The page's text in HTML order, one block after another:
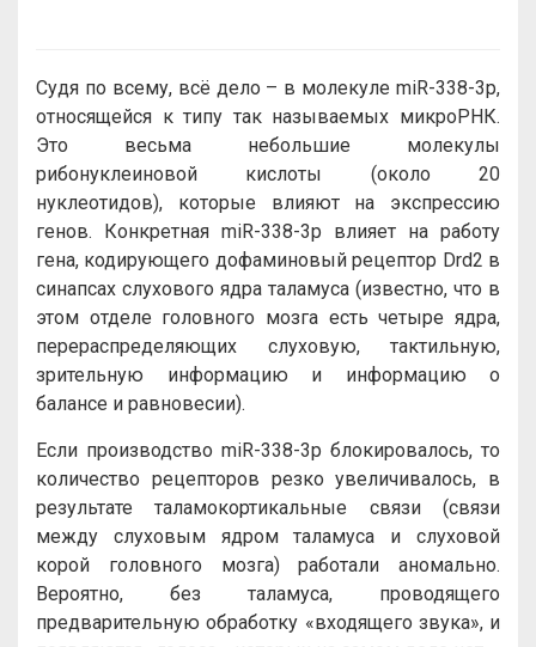
Судя по всему, всё дело – в молекуле miR-338-3p,
относящейся к типу так называемых микроРНК.
Это весьма небольшие молекулы
рибонуклеиновой кислоты (около 20
нуклеотидов), которые влияют на экспрессию
генов. Конкретная miR-338-3p влияет на работу
гена, кодирующего дофаминовый рецептор Drd2 в
синапсах слухового ядра таламуса (известно, что в
этом отделе головного мозга есть четыре ядра,
перераспределяющих слуховую, тактильную,
зрительную информацию и информацию о
балансе и равновесии).
Если производство miR-338-3p блокировалось, то
количество рецепторов резко увеличивалось, в
результате таламокортикальные связи (связи
между слуховым ядром таламуса и слуховой
корой головного мозга) работали аномально.
Вероятно, без таламуса, проводящего
предварительную обработку «входящего звука», и